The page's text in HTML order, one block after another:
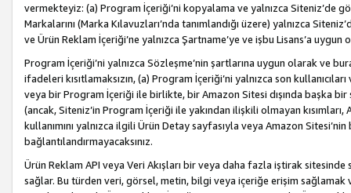
vermekteyiz: (a) Program İçeriği’ni kopyalama ve yalnızca Siteniz’de
Markalarını (Marka Kılavuzları’nda tanımlandığı üzere) yalnızca
ve Ürün Reklam İçeriği’ne yalnızca Şartname’ye ve işbu Lisans’a
Program İçeriği’ni yalnızca Sözleşme’nin şartlarına uygun olarak ve
ifadeleri kısıtlamaksızın, (a) Program İçeriği’ni yalnızca son
veya bir Program İçeriği ile birlikte, bir Amazon Sitesi dışında başka
(ancak, Siteniz’in Program İçeriği ile yakından ilişkili olmayan
kullanımını yalnızca ilgili Ürün Detay sayfasıyla veya Amazon
bağlantılandırmayacaksınız.
Ürün Reklam API veya Veri Akışları bir veya daha fazla iştirak
sağlar. Bu türden veri, görsel, metin, bilgi veya içeriğe erişim sağlamak